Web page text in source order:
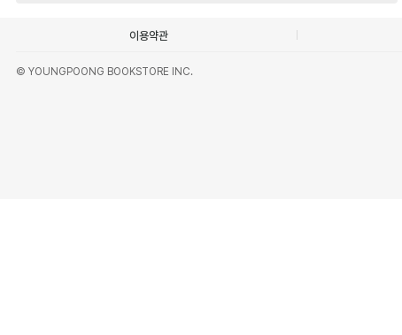
이용약관
© YOUNGPOONG BOOKSTORE INC.